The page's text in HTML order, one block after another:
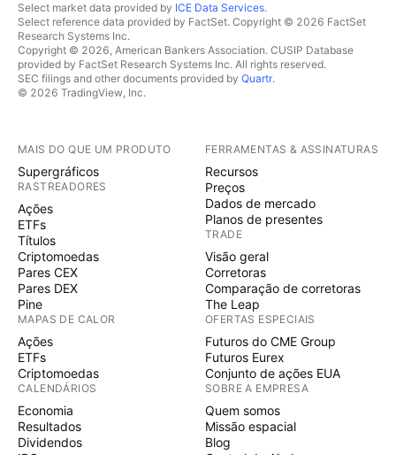
Select market data provided by ICE Data Services.
Select reference data provided by FactSet. Copyright © 2026 FactSet
Research Systems Inc.
Copyright © 2026, American Bankers Association. CUSIP Database
provided by FactSet Research Systems Inc. All rights reserved.
SEC filings and other documents provided by Quartr.
© 2026 TradingView, Inc.
MAIS DO QUE UM PRODUTO
Supergráficos
RASTREADORES
Ações
ETFs
Títulos
Criptomoedas
Pares CEX
Pares DEX
Pine
MAPAS DE CALOR
Ações
ETFs
Criptomoedas
CALENDÁRIOS
Economia
Resultados
Dividendos
FERRAMENTAS & ASSINATURAS
Recursos
Preços
Dados de mercado
Planos de presentes
TRADE
Visão geral
Corretoras
Comparação de corretoras
The Leap
OFERTAS ESPECIAIS
Futuros do CME Group
Futuros Eurex
Conjunto de ações EUA
SOBRE A EMPRESA
Quem somos
Missão espacial
Blog